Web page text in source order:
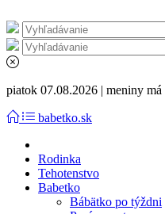
piatok 07.08.2026 | meniny má
babetko.sk
Rodinka
Tehotenstvo
Babetko
Bábätko po týždni